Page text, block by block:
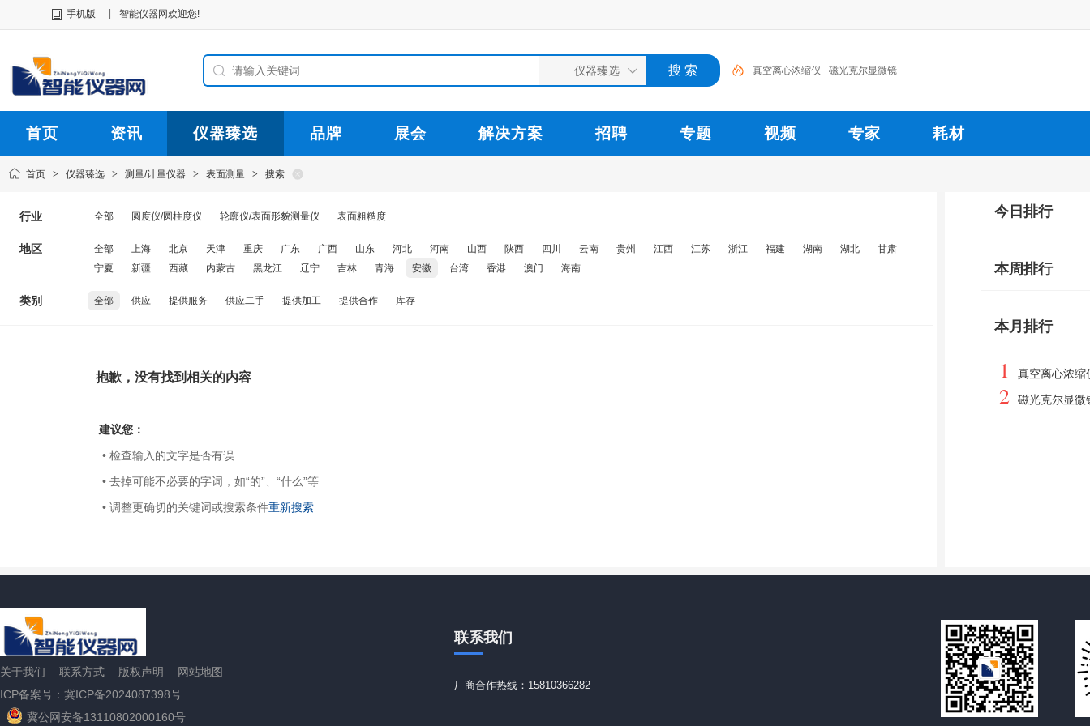
手机版 智能仪器网欢迎您!
真空离心浓缩仪 磁光克尔显微镜
首页 资讯 仪器臻选 品牌 展会 解决方案 招聘 专题 视频 专家 耗材
首页 > 仪器臻选 > 测量/计量仪器 > 表面测量 > 搜索
行业 全部 圆度仪/圆柱度仪 轮廓仪/表面形貌测量仪 表面粗糙度
地区 全部 上海 北京 天津 重庆 广东 广西 山东 河北 河南 山西 陕西 四川 云南 贵州 江西 江苏 浙江 福建 湖南 湖北
甘肃
宁夏
新疆 西藏 内蒙古 黑龙江 辽宁 吉林 青海 安徽 台湾 香港 澳门 海南
类别 全部 供应 提供服务 供应二手 提供加工 提供合作 库存
抱歉，没有找到相关的内容
建议您：
• 检查输入的文字是否有误
• 去掉可能不必要的字词，如“的”、“什么”等
• 调整更确切的关键词或搜索条件重新搜索
今日排行
本周排行
本月排行
1 真空离心浓缩
2 磁光克尔显微
关于我们 联系方式 版权声明
网站地图
ICP备案号：冀ICP备2024087398号
冀公网安备13110802000160号
联系我们
厂商合作热线：15810366282